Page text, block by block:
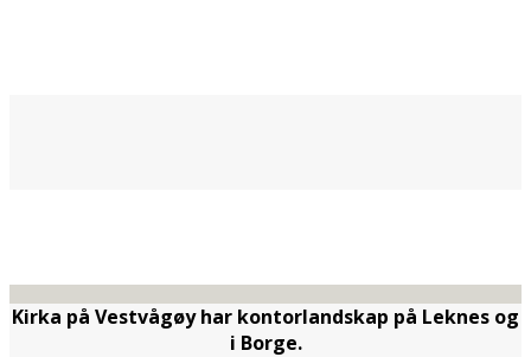
Kirka på Vestvågøy har kontorlandskap på Leknes og
i Borge.